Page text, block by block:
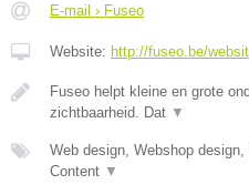
E-mail › Fuseo
Website: http://fuseo.be/
Fuseo helpt kleine en grote
zichtbaarheid. Dat ▼
Web design, Webshop
Content ▼